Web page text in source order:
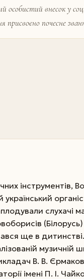
особистий внесок у
присвоє­но почесне
інструментів,
слухачі
(Білорусь)
ще в
музичній
В. В.
імені П. І.